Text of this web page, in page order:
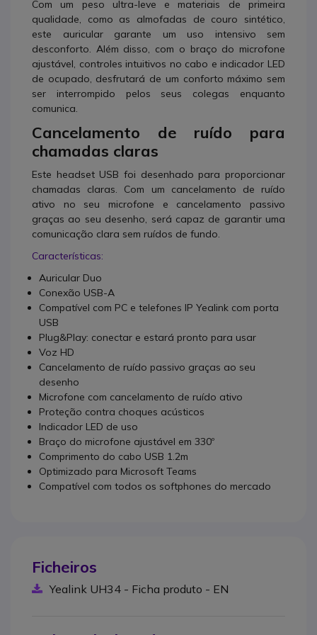
Com um peso ultra-leve e materiais de primeira
qualidade, como as almofadas de couro sintético,
este auricular garante um uso intensivo sem
desconforto. Além disso, com o braço do microfone
ajustável, controles intuitivos no cabo e indicador LED
de ocupado, desfrutará de um conforto máximo sem
ser interrompido pelos seus colegas enquanto
comunica.
Cancelamento de ruído para
chamadas claras
Este headset USB foi desenhado para proporcionar
chamadas claras. Com um cancelamento de ruído
ativo no seu microfone e cancelamento passivo
graças ao seu desenho, será capaz de garantir uma
comunicação clara sem ruídos de fundo.
Características:
Auricular Duo
Conexão USB-A
Compatível com PC e telefones IP Yealink com porta
USB
Plug&Play: conectar e estará pronto para usar
Voz HD
Cancelamento de ruído passivo graças ao seu
desenho
Microfone com cancelamento de ruído ativo
Proteção contra choques acústicos
Indicador LED de uso
Braço do microfone ajustável em 330º
Comprimento do cabo USB 1.2m
Optimizado para Microsoft Teams
Compatível com todos os softphones do mercado
Ficheiros
Yealink UH34 - Ficha produto - EN